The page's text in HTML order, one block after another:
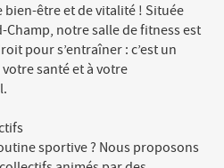
bien-être et de vitalité ! Située
Champ, notre salle de fitness est
pour s’entraîner : c’est un
santé et à votre
sportive ? Nous proposons